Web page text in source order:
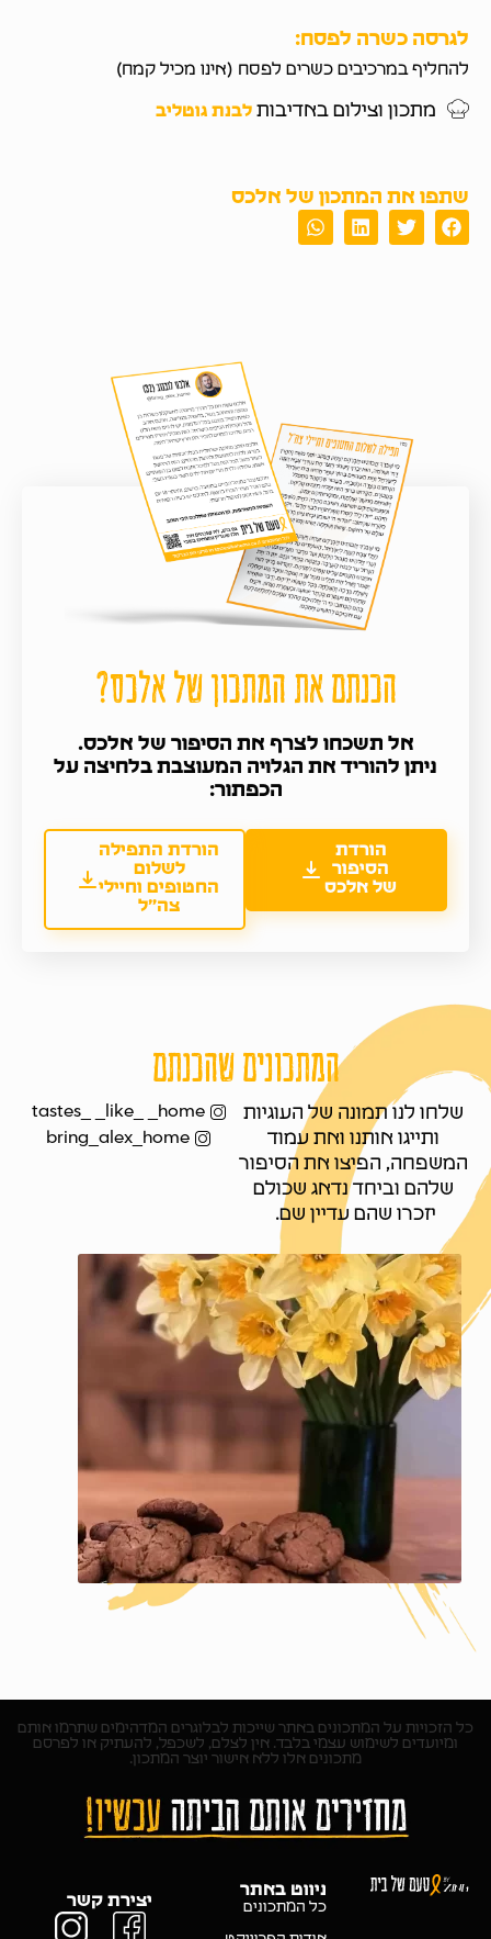
לגרסה כשרה לפסח:
להחליף במרכיבים כשרים לפסח (אינו מכיל קמח)
מתכון וצילום באדיבות לבנת גוטליב
שתפו את המתכון של אלכס
הכנתם את המתכון של אלכס?
אל תשכחו לצרף את הסיפור של אלכס.
ניתן להוריד את הגלויה המעוצבת בלחיצה על
הכפתור:
הורדת
הסיפור
של אלכס
הורדת התפילה
לשלום
החטופים וחיילי
צה”ל
המתכונים שהכנתם
שלחו לנו תמונה של העוגיות
ותייגו אותנו ואת עמוד
המשפחה, הפיצו את הסיפור
שלהם וביחד נדאג שכולם
יזכרו שהם עדיין שם.
tastes_ _like_ _home
bring_alex_home
כל הזכויות על המתכונים באתר שייכות לבלוגרים המדהימים שתרמו אותם
ומיועדים לשימוש עצמי בלבד. אין לצלם, לשכפל, להעתיק או לפרסם
מתכונים אלו ללא אישור יוצר המתכון.
ניווט באתר
כל המתכונים
יצירת קשר